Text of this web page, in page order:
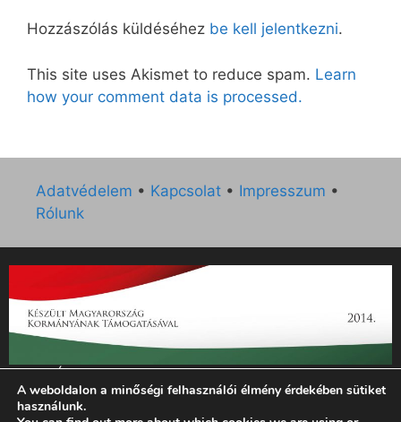
Hozzászólás küldéséhez be kell jelentkezni.
This site uses Akismet to reduce spam. Learn
how your comment data is processed.
Adatvédelem • Kapcsolat • Impresszum •
Rólunk
„Az Új Ember katolikus hetilap 2014. évi működésének
támogatását az EGYH-KCP-14-P-0121 sz. támogatási
szerződés keretében 3 000 000 Ft összegben támogatta az
A weboldalon a minőségi felhasználói élmény érdekében sütiket
használunk.